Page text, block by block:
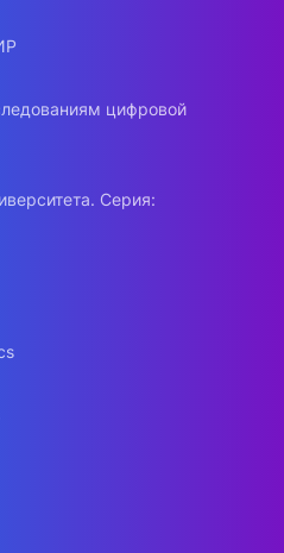
цифровой
Серия: